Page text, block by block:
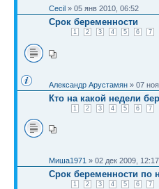
Cecil » 05 янв 2010, 06:52
Срок беременности
1 2 3 4 5 6 7
Александр Арустамян » 07
Кто на какой недели
1 2 3 4 5 6 7
Миша1971 » 02 дек 2009, 12:17
Срок беременности по
1 2 3 4 5 6 7